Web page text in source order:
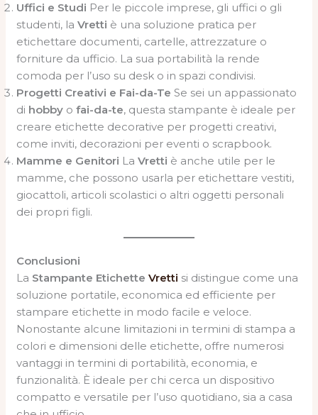
Uffici e Studi Per le piccole imprese, gli uffici o gli
studenti, laVretti è una soluzione pratica per
etichettare documenti, cartelle, attrezzature o
forniture da ufficio. La sua portabilità la rende
comoda per l’uso su desk o in spazi condivisi.
Progetti Creativi e Fai-da-Te Se sei un appassionato
di hobby ofai-da-te, questa stampante è ideale per
creare etichette decorative per progetti creativi,
come inviti, decorazioni per eventi o scrapbook.
Mamme e Genitori LaVretti è anche utile per le
mamme, che possono usarla per etichettare vestiti,
giocattoli, articoli scolastici o altri oggetti personali
dei propri figli.
Conclusioni
La Stampante EtichetteVretti si distingue come una
soluzione portatile, economica ed efficiente per
stampare etichette in modo facile e veloce.
Nonostante alcune limitazioni in termini di stampa a
colori e dimensioni delle etichette, offre numerosi
vantaggi in termini di portabilità, economia, e
funzionalità. È ideale per chi cerca un dispositivo
compatto e versatile per l’uso quotidiano, sia a casa